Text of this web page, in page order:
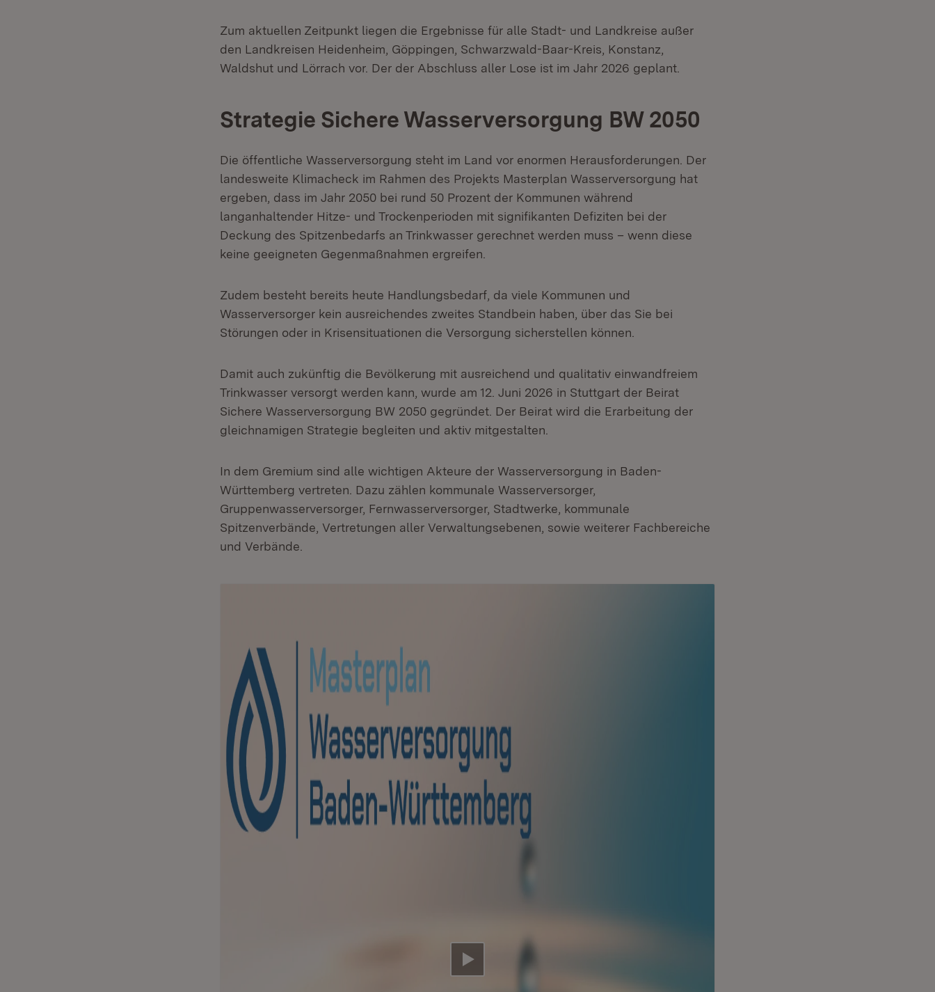
Zum aktuellen Zeitpunkt liegen die Ergebnisse für alle Stadt- und Landkreise außer
den Landkreisen Heidenheim, Göppingen, Schwarzwald-Baar-Kreis, Konstanz,
Waldshut und Lörrach vor. Der der Abschluss aller Lose ist im Jahr 2026 geplant.
Strategie Sichere Wasserversorgung BW 2050
Die öffentliche Wasserversorgung steht im Land vor enormen Herausforderungen. Der
landesweite Klimacheck im Rahmen des Projekts Masterplan Wasserversorgung hat
ergeben, dass im Jahr 2050 bei rund 50 Prozent der Kommunen während
langanhaltender Hitze- und Trockenperioden mit signifikanten Defiziten bei der
Deckung des Spitzenbedarfs an Trinkwasser gerechnet werden muss – wenn diese
keine geeigneten Gegenmaßnahmen ergreifen.
Zudem besteht bereits heute Handlungsbedarf, da viele Kommunen und
Wasserversorger kein ausreichendes zweites Standbein haben, über das Sie bei
Störungen oder in Krisensituationen die Versorgung sicherstellen können.
Damit auch zukünftig die Bevölkerung mit ausreichend und qualitativ einwandfreiem
Trinkwasser versorgt werden kann, wurde am 12. Juni 2026 in Stuttgart der Beirat
Sichere Wasserversorgung BW 2050 gegründet. Der Beirat wird die Erarbeitung der
gleichnamigen Strategie begleiten und aktiv mitgestalten.
In dem Gremium sind alle wichtigen Akteure der Wasserversorgung in Baden-
Württemberg vertreten. Dazu zählen kommunale Wasserversorger,
Gruppenwasserversorger, Fernwasserversorger, Stadtwerke, kommunale
Spitzenverbände, Vertretungen aller Verwaltungsebenen, sowie weiterer Fachbereiche
und Verbände.
Video abspielen